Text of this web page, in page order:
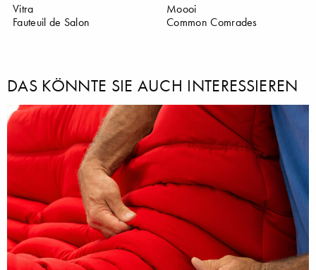
Vitra
Fauteuil de Salon
Moooi
Common Comrades
DAS KÖNNTE SIE AUCH INTERESSIEREN